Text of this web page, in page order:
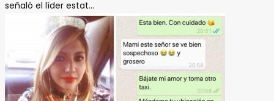
señaló el líder estat...